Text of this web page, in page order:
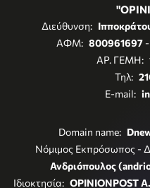
Διεύθυνση:
ΑΦΜ: 800961697-
ΑΡ. ΓΕΜΗ:
Τηλ:
E-mail:
Domain name:
Νόμιμος Εκπρόσωπος -
Ανδριόπουλος
Ιδιοκτησία: OPINIONPOST